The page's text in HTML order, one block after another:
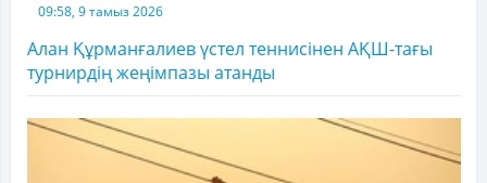
09:58, 9 тамыз 2026
Алан Құрманғалиев үстел теннисінен АҚШ-тағы
турнирдің жеңімпазы атанды